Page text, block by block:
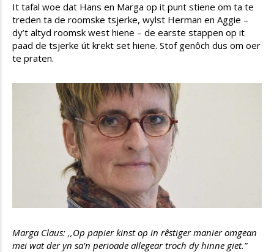
It tafal woe dat Hans en Marga op it punt stiene om ta te
treden ta de roomske tsjerke, wylst Herman en Aggie –
dy’t altyd roomsk west hiene – de earste stappen op it
paad de tsjerke út krekt set hiene. Stof genôch dus om oer
te praten.
Marga Claus: ,,Op papier kinst op in rêstiger manier omgean
mei wat der yn sa’n perioade allegear troch dy hinne giet.”